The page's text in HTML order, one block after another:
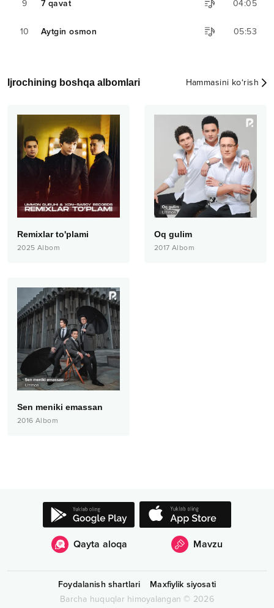
9 7 qavat 04:05
10 Aytgin osmon 05:53
Ijrochining boshqa albomlari Hammasini ko‘rish
Remixlar to'plami
2025 Albom
Oq gulim
2017 Albom
Sen meniki emassan
2016 Albom
Qayta aloqa Mavzu
Foydalanish shartlari
Maxfiylik siyosati
Barcha huquqlar himoyalangan © 2026